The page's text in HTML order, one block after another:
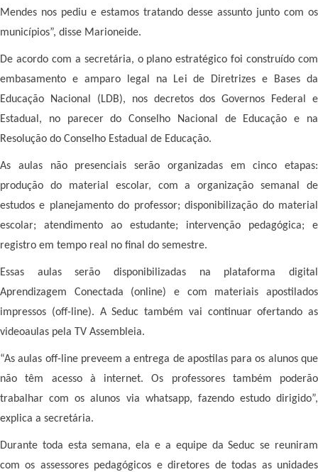
Mendes nos pediu e estamos tratando desse assunto junto com os
municípios”, disse Marioneide.
De acordo com a secretária, o plano estratégico foi construído com
embasamento e amparo legal na Lei de Diretrizes e Bases da
Educação Nacional (LDB), nos decretos dos Governos Federal e
Estadual, no parecer do Conselho Nacional de Educação e na
Resolução do Conselho Estadual de Educação.
As aulas não presenciais serão organizadas em cinco etapas:
produção do material escolar, com a organização semanal de
estudos e planejamento do professor; disponibilização do material
escolar; atendimento ao estudante; intervenção pedagógica; e
registro em tempo real no final do semestre.
Essas aulas serão disponibilizadas na plataforma digital
Aprendizagem Conectada (online) e com materiais apostilados
impressos (off-line). A Seduc também vai continuar ofertando as
videoaulas pela TV Assembleia.
“As aulas off-line preveem a entrega de apostilas para os alunos que
não têm acesso à internet. Os professores também poderão
trabalhar com os alunos via whatsapp, fazendo estudo dirigido”,
explica a secretária.
Durante toda esta semana, ela e a equipe da Seduc se reuniram
com os assessores pedagógicos e diretores de todas as unidades